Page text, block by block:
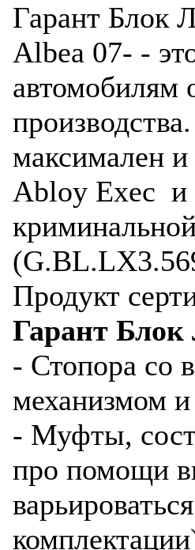
Гарант Блок
Albea 07- -
автомобилям
максимален и
Abloy Exec и
Продукт
Гарант Блок
- Стопора со
механизмом и
- Муфты,
про помощи